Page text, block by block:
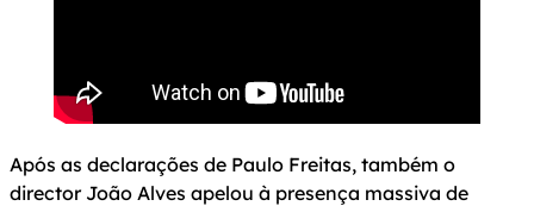
Após as declarações de Paulo Freitas, também o
director João Alves apelou à presença massiva de